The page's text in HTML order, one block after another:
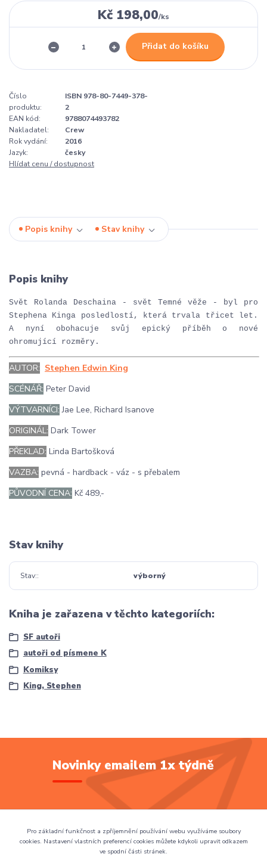
Kč 198,00/ks
Přidat do košíku
Číslo
produktu:
ISBN 978-80-7449-378-
2
EAN kód:
9788074493782
Nakladatel:
Crew
Rok vydání:
2016
Jazyk:
česky
Hlídat cenu / dostupnost
Popis knihy Stav knihy
Popis knihy
Svět Rolanda Deschaina - svět Temné věže - byl pro
Stephena Kinga posledlostí, která trvala třicet let.
A nyní obohacuje svůj epický příběh o nové
ohromující rozměry.
AUTOR: Stephen Edwin King
SCÉNÁŘ: Peter David
VÝTVARNÍCI: Jae Lee, Richard Isanove
ORIGINÁL: Dark Tower
PŘEKLAD: Linda Bartošková
VAZBA: pevná - hardback - váz - s přebalem
PŮVODNÍ CENA: Kč 489,-
Stav knihy
Stav: výborný
Kniha je zařazena v těchto kategoriích:
SF autoři
autoři od písmene K
Komiksy
King, Stephen
Novinky emailem 1x týdně
Pro základní funkčnost a zpříjemnění používání webu využíváme soubory
cookies. Nastavení vlastních preferencí cookies můžete kdykoli upravit odkazem
ve spodní části stránek.